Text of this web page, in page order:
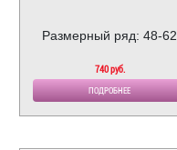
Размерный ряд: 48-62
740 руб.
ПОДРОБНЕЕ